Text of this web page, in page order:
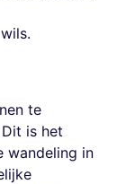
te
is het
wandeling in